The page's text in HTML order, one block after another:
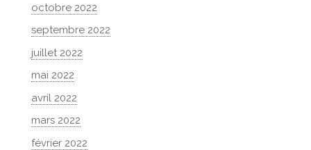
octobre 2022
septembre 2022
juillet 2022
mai 2022
avril 2022
mars 2022
février 2022